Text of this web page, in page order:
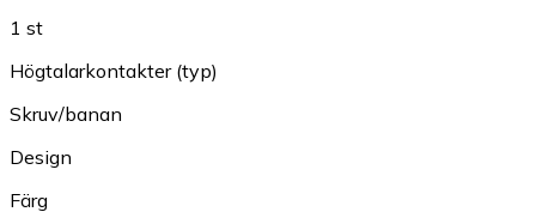
1 st
Högtalarkontakter (typ)
Skruv/banan
Design
Färg